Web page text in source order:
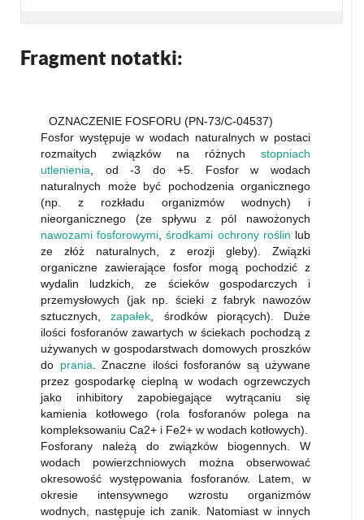
Fragment notatki:
OZNACZENIE FOSFORU (PN-73/C-04537)
Fosfor występuje w wodach naturalnych w postaci
rozmaitych związków na różnych stopniach
utlenienia , od -3 do +5. Fosfor w wodach
naturalnych może być pochodzenia organicznego
(np. z rozkładu organizmów wodnych) i
nieorganicznego (ze spływu z pól nawożonych
nawozami fosforowymi ,środkami ochrony roślin lub
ze złóż naturalnych, z erozji gleby). Związki
organiczne zawierające fosfor mogą pochodzić z
wydalin ludzkich, ze ścieków gospodarczych i
przemysłowych (jak np. ścieki z fabryk nawozów
sztucznych,zapałek , środków piorących). Duże
ilości fosforanów zawartych w ściekach pochodzą z
używanych w gospodarstwach domowych proszków
do prania . Znaczne ilości fosforanów są używane
przez gospodarkę cieplną w wodach ogrzewczych
jako inhibitory zapobiegające wytrącaniu się
kamienia kotłowego (rola fosforanów polega na
kompleksowaniu Ca2+ i Fe2+ w wodach kotłowych).
Fosforany należą do związków biogennych. W
wodach powierzchniowych można obserwować
okresowość występowania fosforanów. Latem, w
okresie intensywnego wzrostu organizmów
wodnych, następuje ich zanik. Natomiast w innych